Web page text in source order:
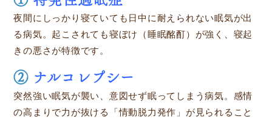
夜間にしっかり寝ていても日中に耐えられない眠気が出
る病気。起こされても寝ぼけ（睡眠酩酊）が強く、寝起
きの悪さが特徴です。
② ナルコレプシー
突然強い眠気が襲い、意図せず眠ってしまう病気。感情
の高まりで力が抜ける「情動脱力発作」が見られること